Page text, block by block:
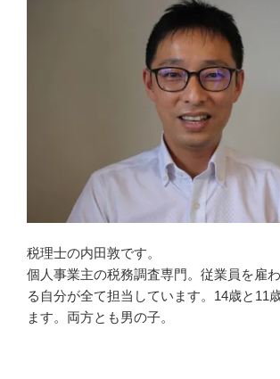
税理士の内田敦です。
個人事業主の税務調査専門。従業員を雇
る自分が全て担当しています。14歳と11
ます。両方とも男の子。